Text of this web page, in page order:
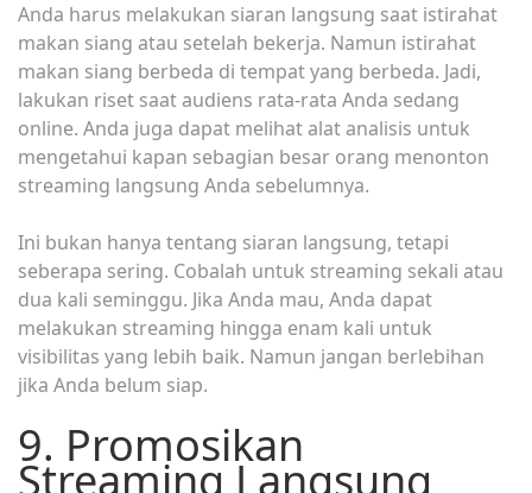
Anda harus melakukan siaran langsung saat istirahat
makan siang atau setelah bekerja. Namun istirahat
makan siang berbeda di tempat yang berbeda. Jadi,
lakukan riset saat audiens rata-rata Anda sedang
online. Anda juga dapat melihat alat analisis untuk
mengetahui kapan sebagian besar orang menonton
streaming langsung Anda sebelumnya.
Ini bukan hanya tentang siaran langsung, tetapi
seberapa sering. Cobalah untuk streaming sekali atau
dua kali seminggu. Jika Anda mau, Anda dapat
melakukan streaming hingga enam kali untuk
visibilitas yang lebih baik. Namun jangan berlebihan
jika Anda belum siap.
9. Promosikan
Streaming Langsung